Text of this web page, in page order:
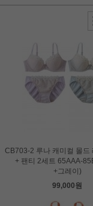
CB703-2 루나 캐미컬 몰드
+ 팬티 2세트 65AAA-
+그레이)
99,000원